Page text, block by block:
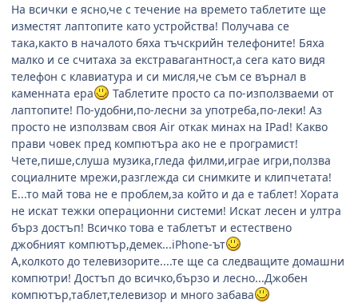
На всички е ясно,че с течение на времето таблетите ще
изместят лаптопите като устройства! Получава се
така,както в началото бяха тъчскрийн телефоните! Бяха
малко и се считаха за екстравагантност,а сега като видя
телефон с клавиатура и си мисля,че съм се върнал в
каменната ера
Таблетите просто са по-използваеми от
лаптопите! По-удобни,по-лесни за употреба,по-леки! Аз
просто не използвам своя Air откак минах на IPad! Какво
прави човек пред компютъра ако не е програмист!
Чете,пише,слуша музика,гледа филми,играе игри,ползва
социалните мрежи,разглежда си снимките и клипчетата!
Е...то май това не е проблем,за който и да е таблет! Хората
не искат тежки операционни системи! Искат лесен и ултра
бърз достъп! Всичко това е таблетът и естествено
джобният компютър,демек...iPhone-ът
А,колкото до телевизорите....те ще са следващите домашни
компютри! Достъп до всичко,бързо и лесно...Джобен
компютър,таблет,телевизор и много забава